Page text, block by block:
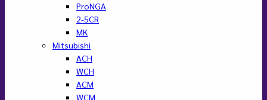
ProNGA
2-5CR
MK
Mitsubishi
ACH
WCH
ACM
WCM